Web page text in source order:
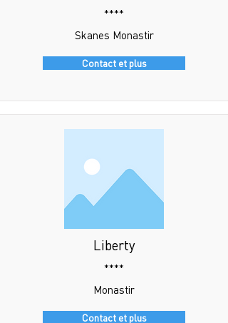
****
Skanes Monastir
Contact et plus
Liberty
****
Monastir
Contact et plus